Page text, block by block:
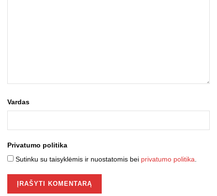
Vardas
Privatumo politika
Sutinku su taisyklėmis ir nuostatomis bei privatumo politika.